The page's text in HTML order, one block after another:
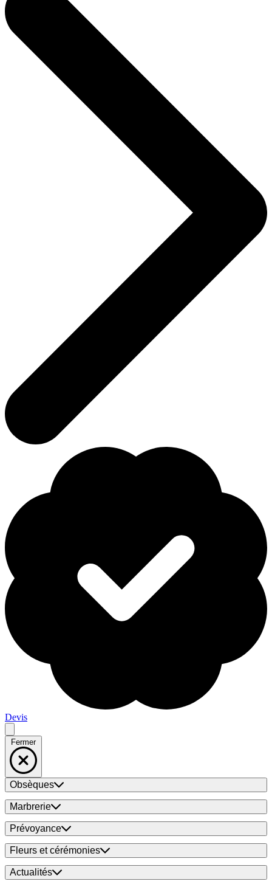
Devis
Fermer
Obsèques
Marbrerie
Prévoyance
Fleurs et cérémonies
Actualités